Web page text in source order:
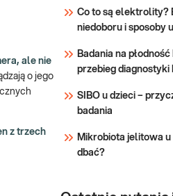
ale nie
o jego
z trzech
- wybrane
fragmenty
- eksony 5-
8)
PSEN1 -
eksony
PSEN1.
postaci
Co to są elektrolity?
niedoboru i sposoby
Badania na
przebieg diagnostyki
SIBO u dzieci –
badania
Mikrobiota jelitowa u
dbać?